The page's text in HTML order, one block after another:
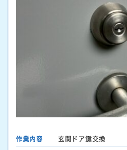
作業内容
玄関ドア鍵交換